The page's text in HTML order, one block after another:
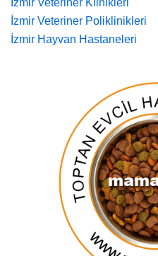
İzmir Veteriner Klinikleri
İzmir Veteriner Poliklinikleri
İzmir Hayvan Hastaneleri